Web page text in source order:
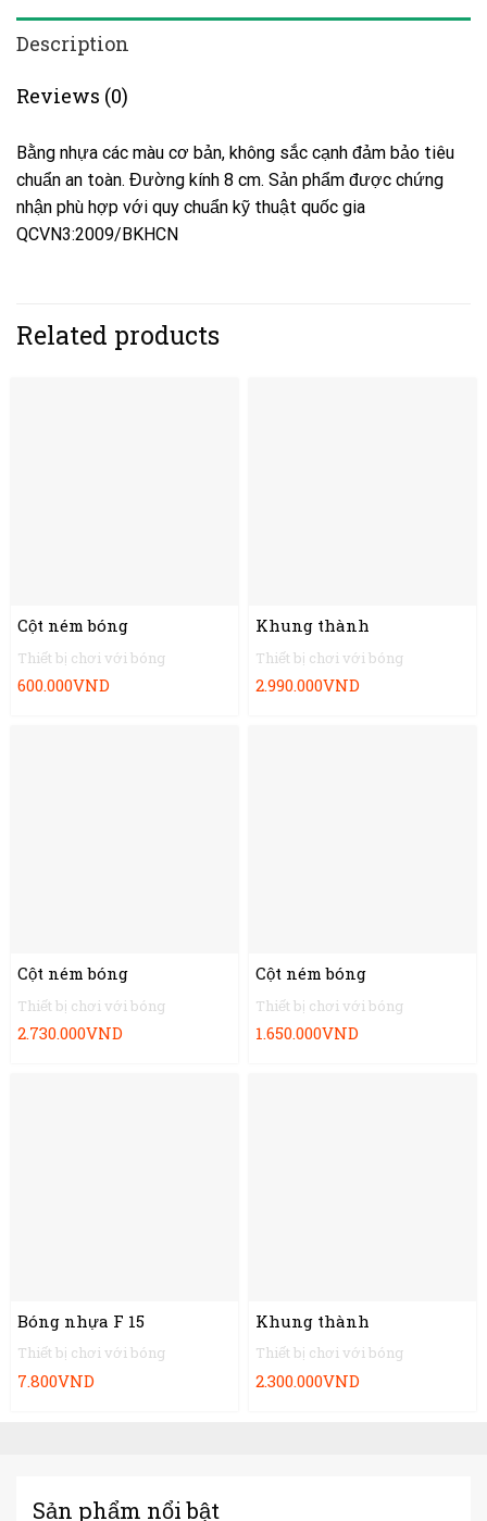
Description
Reviews (0)
Bằng nhựa các màu cơ bản, không sắc cạnh đảm bảo tiêu
chuẩn an toàn. Đường kính 8 cm. Sản phẩm được chứng
nhận phù hợp với quy chuẩn kỹ thuật quốc gia
QCVN3:2009/BKHCN
Related products
Thiết bị chơi với bóng
Cột ném bóng
600.000VND
Thiết bị chơi với bóng
Khung thành
2.990.000VND
Thiết bị chơi với bóng
Cột ném bóng
2.730.000VND
Thiết bị chơi với bóng
Cột ném bóng
1.650.000VND
Thiết bị chơi với bóng
Bóng nhựa F 15
7.800VND
Thiết bị chơi với bóng
Khung thành
2.300.000VND
Sản phẩm nổi bật